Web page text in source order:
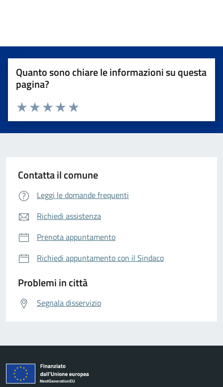
Quanto sono chiare le informazioni su questa
pagina?
Valuta da 1 a 5 stelle la pagina
Valuta 5 stelle su 5
Valuta 4 stelle su 5
Valuta 3 stelle su 5
Valuta 2 stelle su 5
Valuta 1 stelle su 5
Contatta il comune
Leggi le domande frequenti
Richiedi assistenza
Prenota appuntamento
Richiedi appuntamento con il Sindaco
Problemi in città
Segnala disservizio